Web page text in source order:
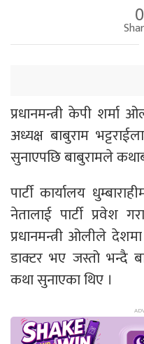
0
प्रधानमन्त्री केपी शर्मा
अध्यक्ष बाबुराम
सुनाएपछि बाबुरामले
पार्टी कार्यालय
नेतालाई पार्टी प्रवेश
प्रधानमन्त्री ओलीले
डाक्टर भए जस्तो भन्दै
कथा सुनाएका थिए ।